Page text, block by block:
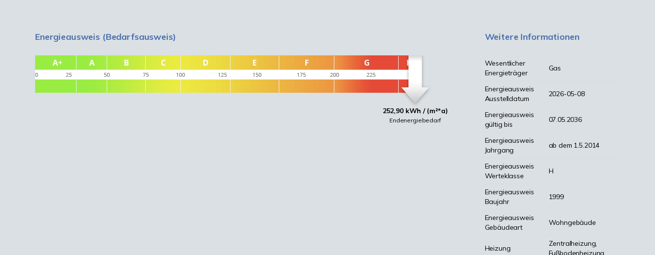
Energieausweis (Bedarfsausweis)
252,90 kWh / (m²*a)
Endenergiebedarf
Weitere Informationen
Wesentlicher
Energieträger
Gas
Energieausweis
Ausstelldatum
2026-05-08
Energieausweis
gültig bis
07.05.2036
Energieausweis
Jahrgang
ab dem 1.5.2014
Energieausweis
Werteklasse
H
Energieausweis
Baujahr
1999
Energieausweis
Gebäudeart
Wohngebäude
Heizung
Zentralheizung,
Fußbodenheizung